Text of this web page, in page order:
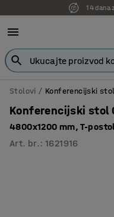
Stolovi Konferencijski
Konferencijski stol
4800x1200 mm, T-
Art. br. :1621916